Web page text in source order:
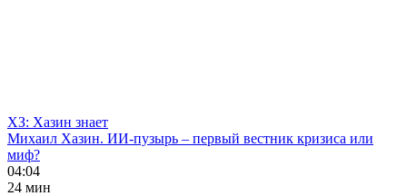
ХЗ: Хазин знает
Михаил Хазин. ИИ-пузырь – первый вестник кризиса или
миф?
04:04
24 мин